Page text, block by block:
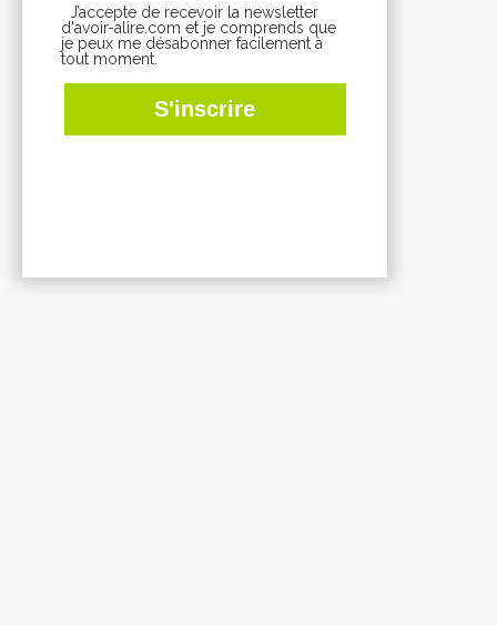
J’accepte de recevoir la newsletter
d'avoir-alire.com et je comprends que
je peux me désabonner facilement à
tout moment.